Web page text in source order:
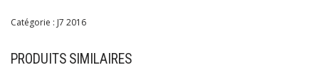
Catégorie : J7 2016
PRODUITS SIMILAIRES